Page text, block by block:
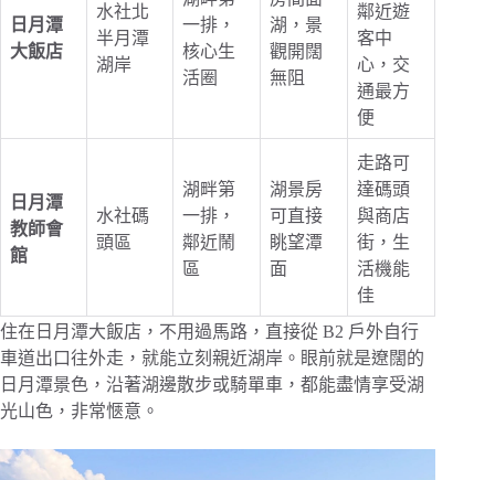
日月潭
大飯店
水社北
半月潭
湖岸
一排，
核心生
活圈
湖，景
觀開闊
無阻
鄰近遊
客中
心，交
通最方
便
日月潭
教師會
館
水社碼
頭區
湖畔第
一排，
鄰近鬧
區
湖景房
可直接
眺望潭
面
走路可
達碼頭
與商店
街，生
活機能
佳
住在日月潭大飯店，不用過馬路，直接從 B2 戶外自行
車道出口往外走，就能立刻親近湖岸。眼前就是遼闊的
日月潭景色，沿著湖邊散步或騎單車，都能盡情享受湖
光山色，非常愜意。